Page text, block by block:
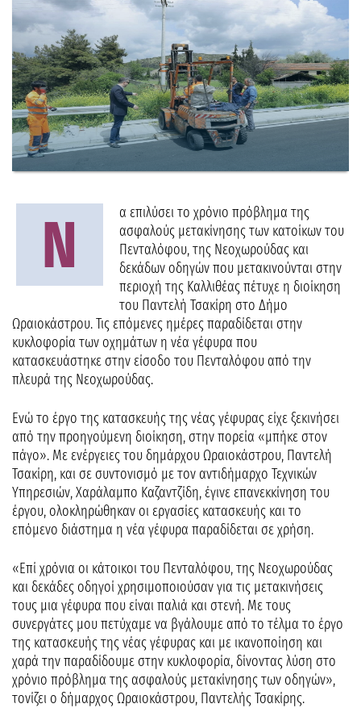
Ν
α επιλύσει το χρόνιο πρόβλημα της
ασφαλούς μετακίνησης των κατοίκων του
Πενταλόφου, της Νεοχωρούδας και
δεκάδων οδηγών που μετακινούνται στην
περιοχή της Καλλιθέας πέτυχε η διοίκηση
του Παντελή Τσακίρη στο Δήμο
Ωραιοκάστρου. Τις επόμενες ημέρες παραδίδεται στην
κυκλοφορία των οχημάτων η νέα γέφυρα που
κατασκευάστηκε στην είσοδο του Πενταλόφου από την
πλευρά της Νεοχωρούδας.
Ενώ το έργο της κατασκευής της νέας γέφυρας είχε ξεκινήσει
από την προηγούμενη διοίκηση, στην πορεία «μπήκε στον
πάγο». Με ενέργειες του δημάρχου Ωραιοκάστρου, Παντελή
Τσακίρη, και σε συντονισμό με τον αντιδήμαρχο Τεχνικών
Υπηρεσιών, Χαράλαμπο Καζαντζίδη, έγινε επανεκκίνηση του
έργου, ολοκληρώθηκαν οι εργασίες κατασκευής και το
επόμενο διάστημα η νέα γέφυρα παραδίδεται σε χρήση.
«Επί χρόνια οι κάτοικοι του Πενταλόφου, της Νεοχωρούδας
και δεκάδες οδηγοί χρησιμοποιούσαν για τις μετακινήσεις
τους μια γέφυρα που είναι παλιά και στενή. Με τους
συνεργάτες μου πετύχαμε να βγάλουμε από το τέλμα το έργο
της κατασκευής της νέας γέφυρας και με ικανοποίηση και
χαρά την παραδίδουμε στην κυκλοφορία, δίνοντας λύση στο
χρόνιο πρόβλημα της ασφαλούς μετακίνησης των οδηγών»,
τονίζει ο δήμαρχος Ωραιοκάστρου, Παντελής Τσακίρης.